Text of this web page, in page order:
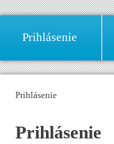
Prihlásenie
Prihlásenie
Prihlásenie